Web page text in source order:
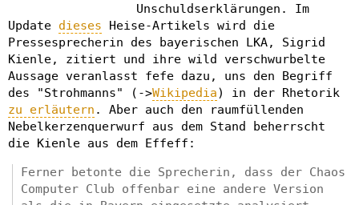
Unschuldserklärungen. Im
Update dieses Heise-Artikels wird die
Pressesprecherin des bayerischen LKA, Sigrid
Kienle, zitiert und ihre wild verschwurbelte
Aussage veranlasst fefe dazu, uns den Begriff
des "Strohmanns" (->Wikipedia) in der Rhetorik
zu erläutern . Aber auch den raumfüllenden
Nebelkerzenquerwurf aus dem Stand beherrscht
die Kienle aus dem Effeff:
Ferner betonte die Sprecherin, dass der Chaos
Computer Club offenbar eine andere Version